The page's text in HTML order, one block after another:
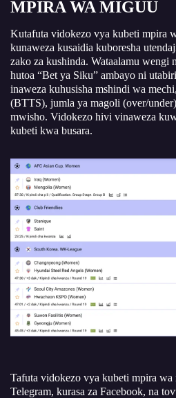
MPIRA WA MIGUU
Kutafuta vidokezo vya kubeti mpira
kunaweza kusaidia kuboresha
zako za kushinda. Wataalamu wengi
hutoa “Bet ya Siku” ambayo ni
inaweza kuhusisha mshindi wa
(BTTS), jumla ya magoli (over/
mwisho. Vidokezo hivi vinaweza
kubeti kwa busara.
Tafuta vidokezo vya kubeti mpira wa
Telegram, kurasa za Facebook, na